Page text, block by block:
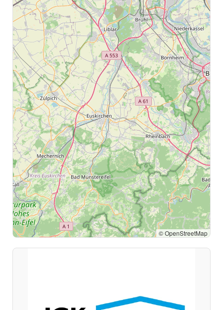
© OpenStreetMap